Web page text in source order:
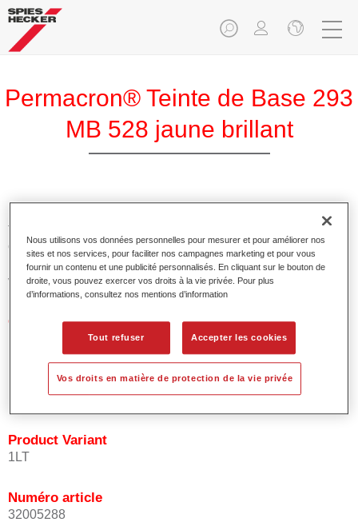
Permacron® Teinte de Base 293
MB 528 jaune brillant
teintes pour tout système reverni utilisant la base mate
conventionnelle de qualité supérieure Permacron Prélaque.
Elle est utilisable de manière universelle sur toutes les
voitures de tourisme, bus et véhicules commerciaux.
Caractéristiques du produit
Permet une application facile et sûre.
Le système à faire les teintes permet de réaliser toutes
les teintes avec rapidité et précision.
Peut être recouverte avec les Vernis MS Permacron.
Product Variant
1LT
Numéro article
32005288
Nous utilisons vos données personnelles pour mesurer et pour améliorer nos
sites et nos services, pour faciliter nos campagnes marketing et pour vous
fournir un contenu et une publicité personnalisés. En cliquant sur le bouton de
droite, vous pouvez exercer vos droits à la vie privée. Pour plus
d’informations, consultez nos mentions d’information
Tout refuser Accepter les cookies
Vos droits en matière de protection de la vie privée